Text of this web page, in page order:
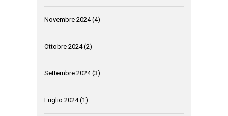
Novembre 2024(4)
Ottobre 2024(2)
Settembre 2024(3)
Luglio 2024(1)